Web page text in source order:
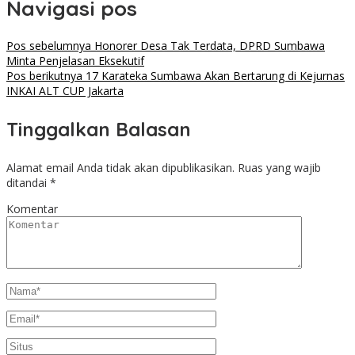
Navigasi pos
Pos sebelumnya Honorer Desa Tak Terdata, DPRD Sumbawa
Minta Penjelasan Eksekutif
Pos berikutnya 17 Karateka Sumbawa Akan Bertarung di Kejurnas
INKAI ALT CUP Jakarta
Tinggalkan Balasan
Alamat email Anda tidak akan dipublikasikan. Ruas yang wajib
ditandai *
Komentar